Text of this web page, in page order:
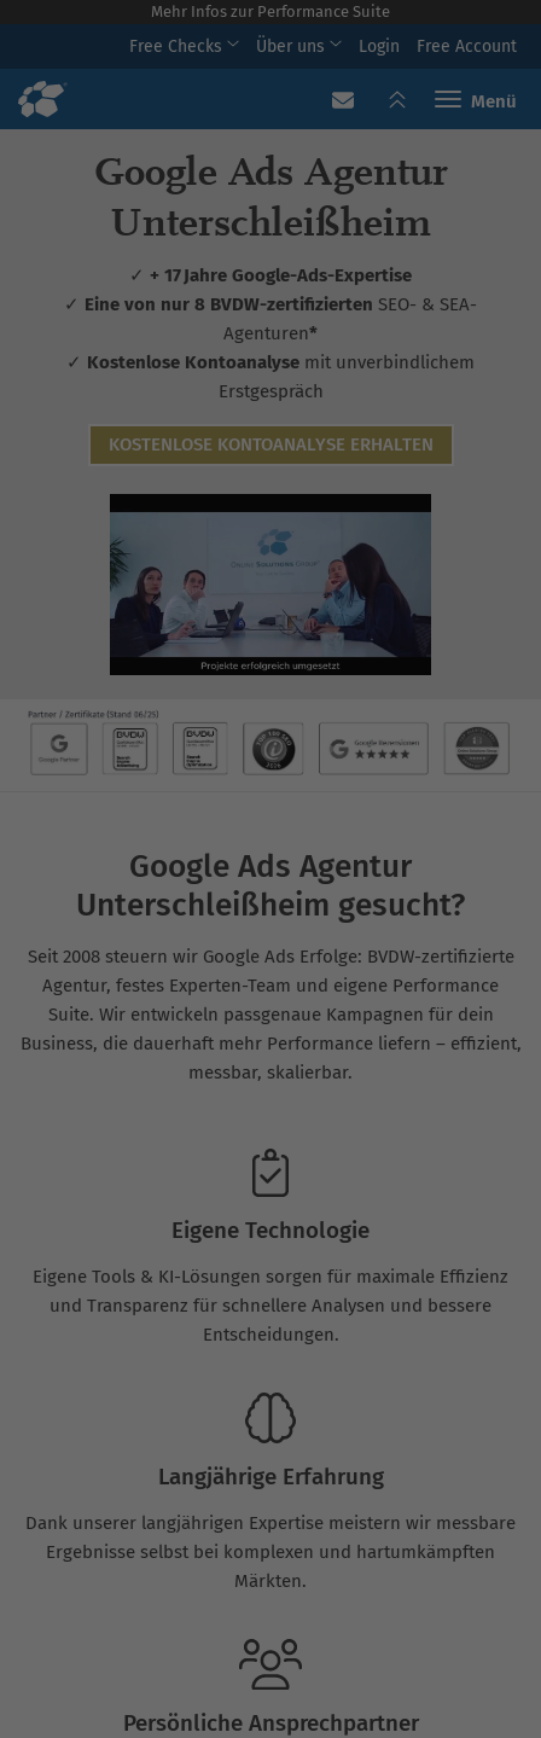
Mehr Infos zur Performance Suite
Free Checks Über uns Login Free Account
Toggle
Google Ads Agentur
Unterschleißheim
✓ + 17 Jahre Google-Ads-Expertise
✓ Eine von nur 8 BVDW-zertifizierten SEO- & SEA-
Agenturen*
✓ Kostenlose Kontoanalyse mit unverbindlichem
Erstgespräch
KOSTENLOSE KONTOANALYSE ERHALTEN
Google Ads Agentur
Unterschleißheim gesucht?
Seit 2008 steuern wir Google Ads Erfolge: BVDW-zertifizierte
Agentur, festes Experten-Team und eigene Performance
Suite. Wir entwickeln passgenaue Kampagnen für dein
Business, die dauerhaft mehr Performance liefern – effizient,
messbar, skalierbar.
Eigene Technologie
Eigene Tools & KI-Lösungen sorgen für maximale Effizienz
und Transparenz für schnellere Analysen und bessere
Entscheidungen.
Langjährige Erfahrung
Dank unserer langjährigen Expertise meistern wir messbare
Ergebnisse selbst bei komplexen und hartumkämpften
Märkten.
Persönliche Ansprechpartner